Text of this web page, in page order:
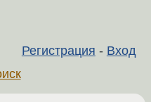
Регистрация - Вход